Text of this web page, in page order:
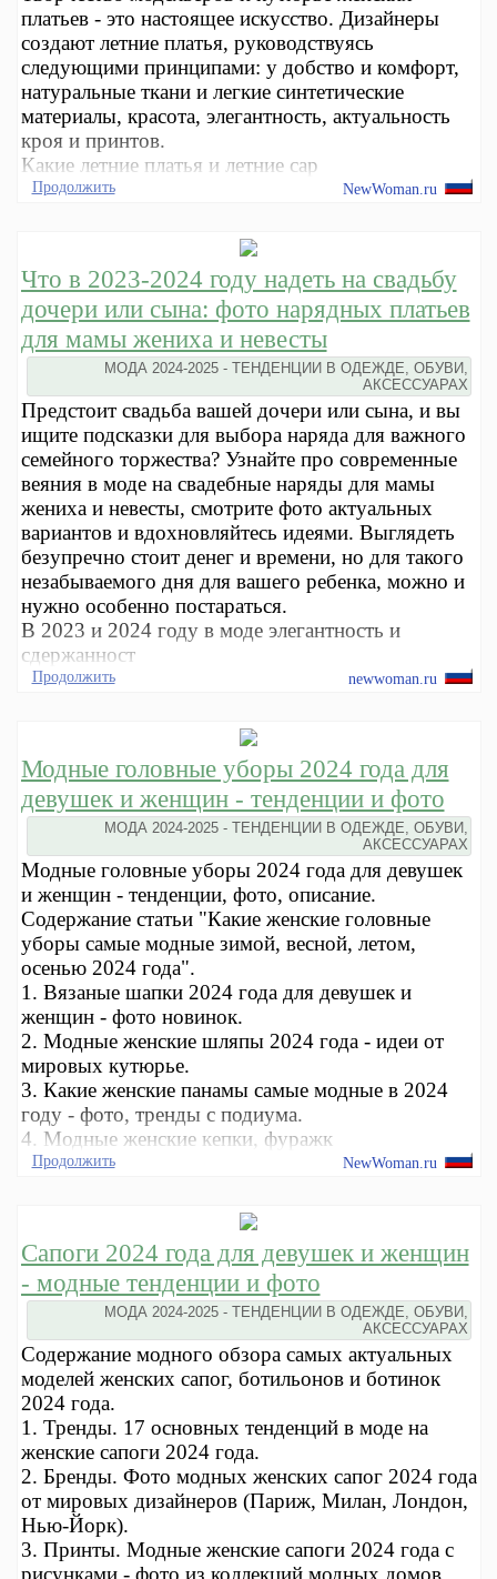
платьев - это настоящее искусство. Дизайнеры
создают летние платья, руководствуясь
следующими принципами: у добство и комфорт,
натуральные ткани и легкие синтетические
материалы, красота, элегантность, актуальность
кроя и принтов.
Какие летние платья и летние сар
Продолжить NewWoman.ru
Что в 2023-2024 году надеть на свадьбу
дочери или сына: фото нарядных платьев
для мамы жениха и невесты
МОДА 2024-2025 - ТЕНДЕНЦИИ В ОДЕЖДЕ, ОБУВИ,
АКСЕССУАРАХ
Предстоит свадьба вашей дочери или сына, и вы
ищите подсказки для выбора наряда для важного
семейного торжества? Узнайте про современные
веяния в моде на свадебные наряды для мамы
жениха и невесты, смотрите фото актуальных
вариантов и вдохновляйтесь идеями. Выглядеть
безупречно стоит денег и времени, но для такого
незабываемого дня для вашего ребенка, можно и
нужно особенно постараться.
В 2023 и 2024 году в моде элегантность и
сдержанност
Продолжить newwoman.ru
Модные головные уборы 2024 года для
девушек и женщин - тенденции и фото
МОДА 2024-2025 - ТЕНДЕНЦИИ В ОДЕЖДЕ, ОБУВИ,
АКСЕССУАРАХ
Модные головные уборы 2024 года для девушек
и женщин - тенденции, фото, описание.
Содержание статьи "Какие женские головные
уборы самые модные зимой, весной, летом,
осенью 2024 года".
1. Вязаные шапки 2024 года для девушек и
женщин - фото новинок.
2. Модные женские шляпы 2024 года - идеи от
мировых кутюрье.
3. Какие женские панамы самые модные в 2024
году - фото, тренды с подиума.
4. Модные женские кепки, фуражк
Продолжить NewWoman.ru
Сапоги 2024 года для девушек и женщин
- модные тенденции и фото
МОДА 2024-2025 - ТЕНДЕНЦИИ В ОДЕЖДЕ, ОБУВИ,
АКСЕССУАРАХ
Содержание модного обзора самых актуальных
моделей женских сапог, ботильонов и ботинок
2024 года.
1. Тренды. 17 основных тенденций в моде на
женские сапоги 2024 года.
2. Бренды. Фото модных женских сапог 2024 года
от мировых дизайнеров (Париж, Милан, Лондон,
Нью-Йорк).
3. Принты. Модные женские сапоги 2024 года с
рисунками - фото из коллекций модных домов.